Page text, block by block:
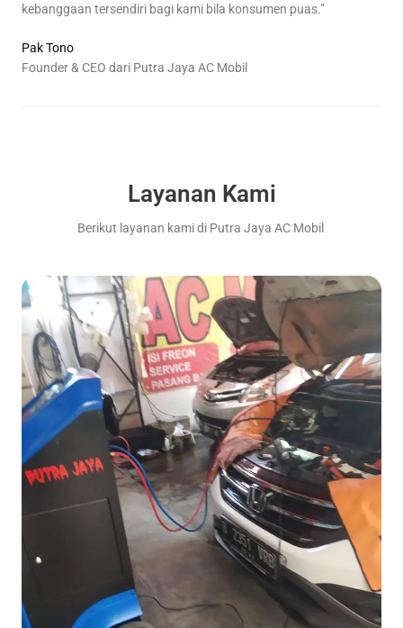
kebanggaan tersendiri bagi kami bila konsumen puas.”
Pak Tono
Founder & CEO dari Putra Jaya AC Mobil
Layanan Kami
Berikut layanan kami di Putra Jaya AC Mobil